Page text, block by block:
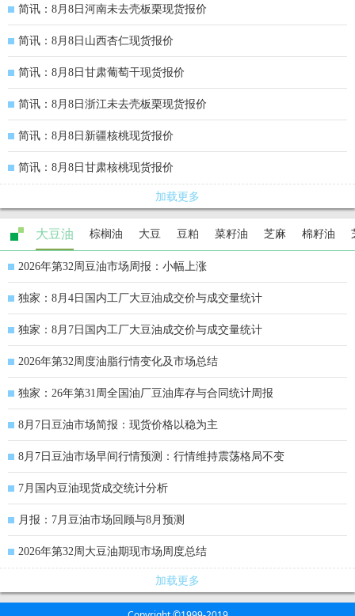
简讯：8月8日河南未去壳板栗现货报价
简讯：8月8日山西杏仁现货报价
简讯：8月8日甘肃葡萄干现货报价
简讯：8月8日浙江未去壳板栗现货报价
简讯：8月8日新疆核桃现货报价
简讯：8月8日甘肃核桃现货报价
加载更多
大豆油 棕榈油 大豆 豆粕 菜籽油 芝麻 棉籽油
2026年第32周豆油市场周报：小幅上涨
独家：8月4日国内工厂大豆油成交价与成交量统计
独家：8月7日国内工厂大豆油成交价与成交量统计
2026年第32周度油脂行情变化及市场总结
独家：26年第31周全国油厂豆油库存与合同统计周报
8月7日豆油市场简报：现货价格以稳为主
8月7日豆油市场早间行情预测：行情维持震荡格局不变
7月国内豆油现货成交统计分析
月报：7月豆油市场回顾与8月预测
2026年第32周大豆油期现市场周度总结
加载更多